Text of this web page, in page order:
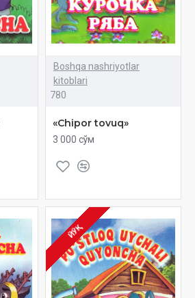
Boshqa nashriyotlar
kitoblari
780
«Chipor tovuq»
3 000 сўм
ЙЎҚ